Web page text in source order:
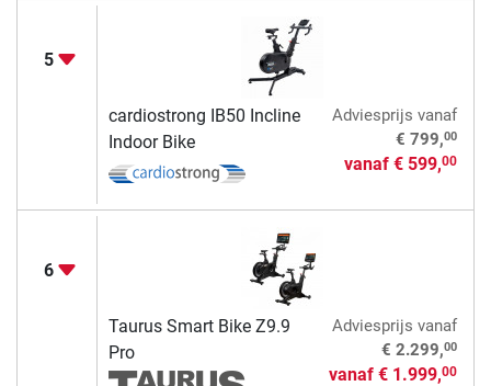
5
cardiostrong IB50 Incline
Indoor Bike
Adviesprijs vanaf
€ 799,00
vanaf € 599,00
6
Taurus Smart Bike Z9.9
Pro
Adviesprijs vanaf
€ 2.299,00
vanaf € 1.999,00